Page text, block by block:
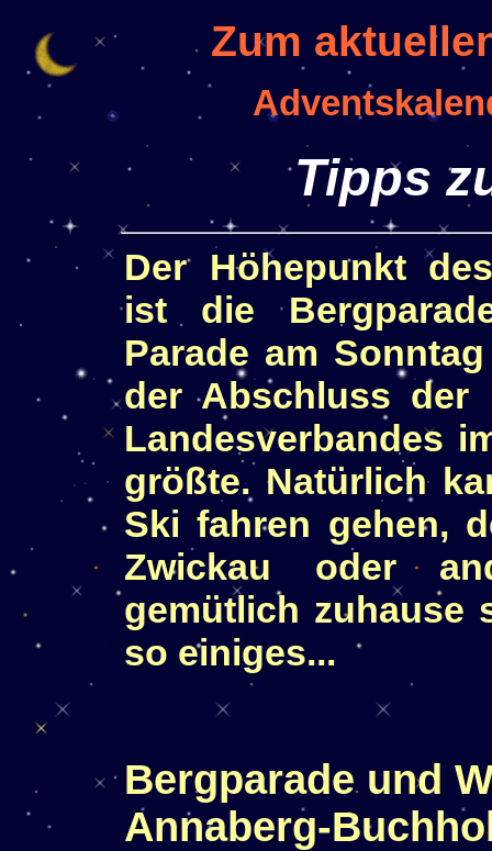
Zum
Tipps
Der Höhepunkt
ist die
Parade am
der Abschluss der
Landesverbandes
größte. Natürlich
Ski fahren gehen,
Zwickau oder
gemütlich zuhause
so einiges...
Bergparade und
Annaberg-